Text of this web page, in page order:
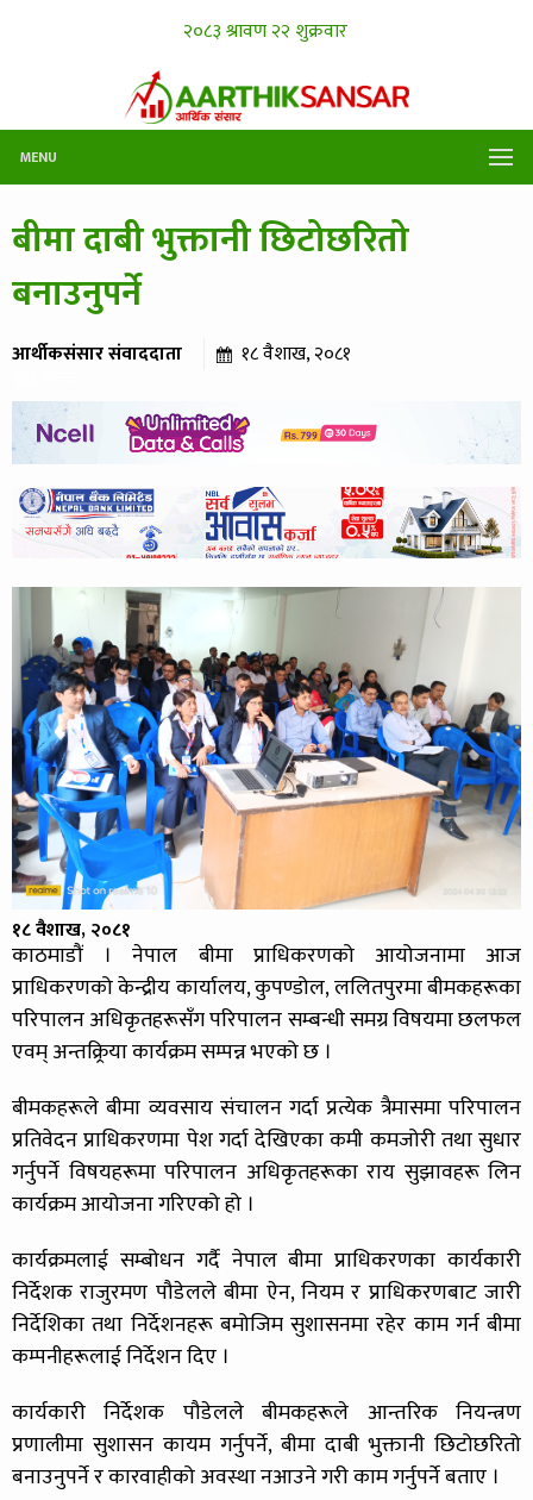
MENU
बीमा दाबी भुक्तानी छिटोछरितो
बनाउनुपर्ने
आर्थीकसंसार संवाददाता १८ वैशाख, २०८१
१८ वैशाख, २०८१
काठमाडौं । नेपाल बीमा प्राधिकरणको आयोजनामा आज
प्राधिकरणको केन्द्रीय कार्यालय, कुपण्डोल, ललितपुरमा बीमकहरूका
परिपालन अधिकृतहरूसँग परिपालन सम्बन्धी समग्र विषयमा छलफल
एवम् अन्तक्र्रिया कार्यक्रम सम्पन्न भएको छ ।
बीमकहरूले बीमा व्यवसाय संचालन गर्दा प्रत्येक त्रैमासमा परिपालन
प्रतिवेदन प्राधिकरणमा पेश गर्दा देखिएका कमी कमजोरी तथा सुधार
गर्नुपर्ने विषयहरूमा परिपालन अधिकृतहरूका राय सुझावहरू लिन
कार्यक्रम आयोजना गरिएको हो ।
कार्यक्रमलाई सम्बोधन गर्दै नेपाल बीमा प्राधिकरणका कार्यकारी
निर्देशक राजुरमण पौडेलले बीमा ऐन, नियम र प्राधिकरणबाट जारी
निर्देशिका तथा निर्देशनहरू बमोजिम सुशासनमा रहेर काम गर्न बीमा
कम्पनीहरूलाई निर्देशन दिए ।
कार्यकारी निर्देशक पौडेलले बीमकहरूले आन्तरिक नियन्त्रण
प्रणालीमा सुशासन कायम गर्नुपर्ने, बीमा दाबी भुक्तानी छिटोछरितो
बनाउनुपर्ने र कारवाहीको अवस्था नआउने गरी काम गर्नुपर्ने बताए ।